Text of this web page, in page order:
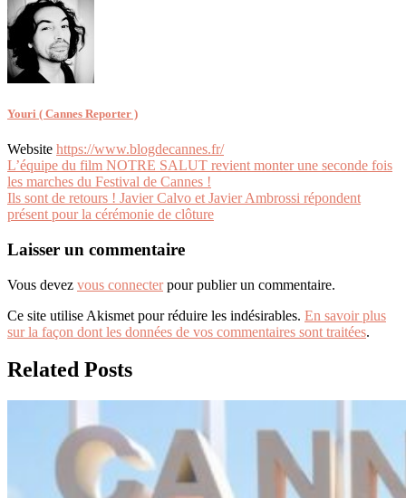
Youri ( Cannes Reporter )
Website https://www.blogdecannes.fr/
Navigation
de
l’article
L’équipe du film NOTRE SALUT revient monter une seconde fois
les marches du Festival de Cannes !
Ils sont de retours ! Javier Calvo et Javier Ambrossi répondent
présent pour la cérémonie de clôture
Laisser un commentaire
Vous devez vous connecterpour publier un commentaire.
Ce site utilise Akismet pour réduire les indésirables. En savoir plus
sur la façon dont les données de vos commentaires sont traitées.
Related Posts